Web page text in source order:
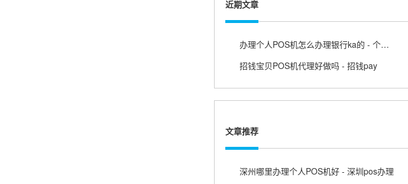
近期文章
办理个人POS机怎么办理银行ka的 - 个人pos机办理手续
招钱宝贝POS机代理好做吗 - 招钱pay
文章推荐
深州哪里办理个人POS机好 - 深圳pos办理